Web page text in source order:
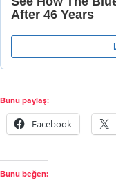
Bunu paylaş:
Facebook
Bunu beğen: